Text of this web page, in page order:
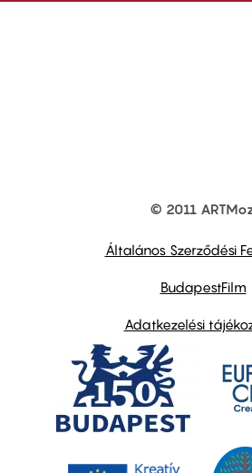
© 2011
Általános Szerződési
BudapestFilm
Adatkezelési